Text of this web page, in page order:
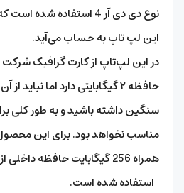
نوع دی دی آر 4 استفاده
این لپ تاپ به حساب می‌آید.
در این لپ‌تاپ از کارت گرافیک شرکت
حافظه ۲ گیگابایتی دارد اما
سنگین داشته باشید و به طور کلی
مناسب نخواهد بود. برای این
همراه 256 گیگابایت حافظه
استفاده شده است.